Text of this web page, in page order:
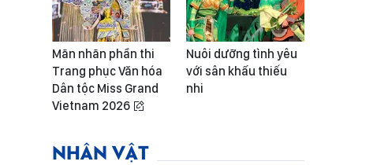
Mãn nhãn phần thi
Trang phục Văn hóa
Dân tộc Miss Grand
Vietnam 2026
Nuôi dưỡng tình yêu
với sân khấu thiếu
nhi
NHÂN VẬT